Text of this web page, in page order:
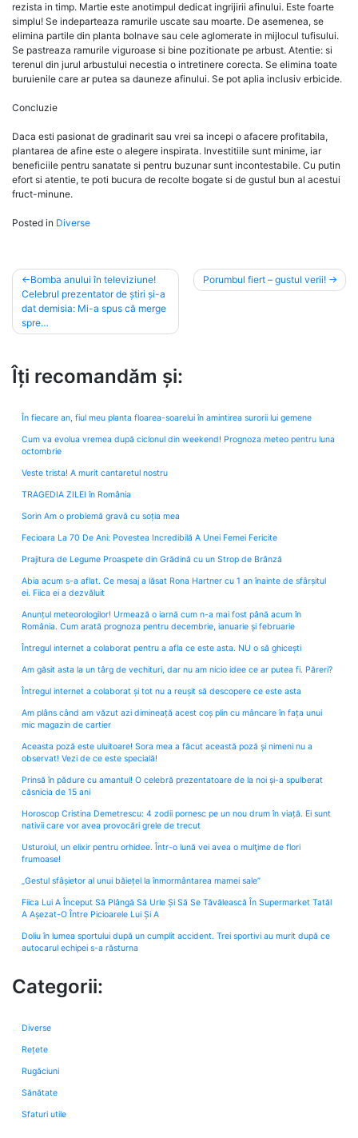
rezista in timp. Martie este anotimpul dedicat ingrijirii afinului. Este foarte
simplu! Se indeparteaza ramurile uscate sau moarte. De asemenea, se
elimina partile din planta bolnave sau cele aglomerate in mijlocul tufisului.
Se pastreaza ramurile viguroase si bine pozitionate pe arbust. Atentie: si
terenul din jurul arbustului necestia o intretinere corecta. Se elimina toate
buruienile care ar putea sa dauneze afinului. Se pot aplia inclusiv erbicide.
Concluzie
Daca esti pasionat de gradinarit sau vrei sa incepi o afacere profitabila,
plantarea de afine este o alegere inspirata. Investitiile sunt minime, iar
beneficiile pentru sanatate si pentru buzunar sunt incontestabile. Cu putin
efort si atentie, te poti bucura de recolte bogate si de gustul bun al acestui
fruct-minune.
Posted in Diverse
Post
navigation
Bomba anului în televiziune!
Celebrul prezentator de știri și-a
dat demisia: Mi-a spus că merge
spre…
Porumbul fiert – gustul verii!
Îți recomandăm și:
În fiecare an, fiul meu planta floarea-soarelui în amintirea surorii lui gemene
Cum va evolua vremea după ciclonul din weekend! Prognoza meteo pentru luna
octombrie
Veste trista! A murit cantaretul nostru
TRAGEDIA ZILEI în România
Sorin Am o problemă gravă cu soția mea
Fecioara La 70 De Ani: Povestea Incredibilă A Unei Femei Fericite
Prajitura de Legume Proaspete din Grădină cu un Strop de Brânză
Abia acum s-a aflat. Ce mesaj a lăsat Rona Hartner cu 1 an înainte de sfârșitul
ei. Fiica ei a dezvăluit
Anunțul meteorologilor! Urmează o iarnă cum n-a mai fost până acum în
România. Cum arată prognoza pentru decembrie, ianuarie și februarie
Întregul internet a colaborat pentru a afla ce este asta. NU o să ghicești
Am găsit asta la un târg de vechituri, dar nu am nicio idee ce ar putea fi. Păreri?
Întregul internet a colaborat și tot nu a reușit să descopere ce este asta
Am plâns când am văzut azi dimineață acest coș plin cu mâncare în fața unui
mic magazin de cartier
Aceasta poză este uluitoare! Sora mea a făcut această poză și nimeni nu a
observat! Vezi de ce este specială!
Prinsă în pădure cu amantul! O celebră prezentatoare de la noi și-a spulberat
căsnicia de 15 ani
Horoscop Cristina Demetrescu: 4 zodii pornesc pe un nou drum în viață. Ei sunt
nativii care vor avea provocări grele de trecut
Usturoiul, un elixir pentru orhidee. Într-o lună vei avea o mulţime de flori
frumoase!
„Gestul sfâșietor al unui băiețel la înmormântarea mamei sale”
Fiica Lui A Început Să Plângă Să Urle Și Să Se Tăvălească În Supermarket Tatăl
A Așezat-O Între Picioarele Lui Și A
Doliu în lumea sportului după un cumplit accident. Trei sportivi au murit după ce
autocarul echipei s-a răsturna
Categorii:
Diverse
Rețete
Rugăciuni
Sănătate
Sfaturi utile